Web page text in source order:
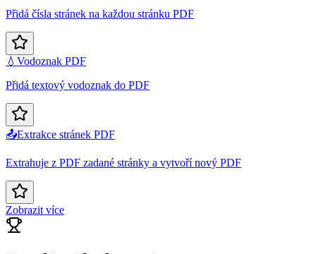
Přidá čísla stránek na každou stránku PDF
💧 Vodoznak PDF
Přidá textový vodoznak do PDF
📤Extrakce stránek PDF
Extrahuje z PDF zadané stránky a vytvoří nový PDF
Zobrazit více